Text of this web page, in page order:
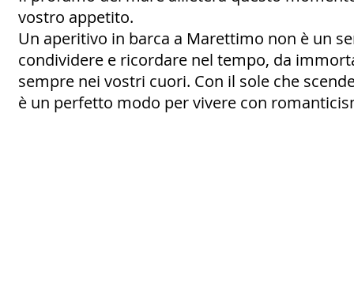
vostro appetito.
Un aperitivo in barca a Marettimo non è un
condividere e ricordare nel tempo, da
sempre nei vostri cuori. Con il sole che
è un perfetto modo per vivere con